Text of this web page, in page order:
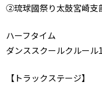
②琉球國祭り太鼓宮崎支
ハーフタイム
ダンススクールクルール
【トラックステージ】